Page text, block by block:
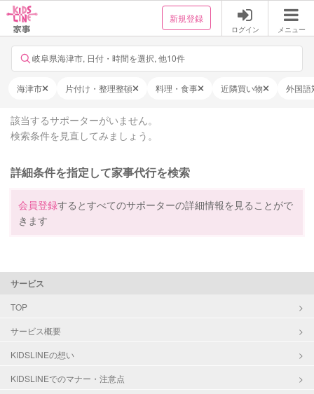
新規登録
ログイン メニュー
岐阜県海津市, 日付・時間を選択, 他10件
海津市 片付け・整理整頓 料理・食事 近隣買い物 外国語
該当するサポーターがいません。
検索条件を見直してみましょう。
詳細条件を指定して家事代行を検索
会員登録するとすべてのサポーターの詳細情報を見ることがで
きます
サービス
TOP
サービス概要
KIDSLINEの想い
KIDSLINEでのマナー・注意点